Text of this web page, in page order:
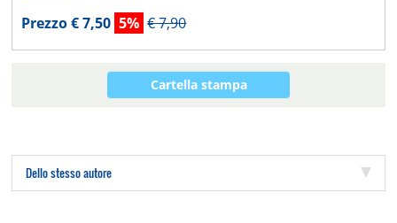
Prezzo € 7,50 5% € 7,90
Cartella stampa
Dello stesso autore